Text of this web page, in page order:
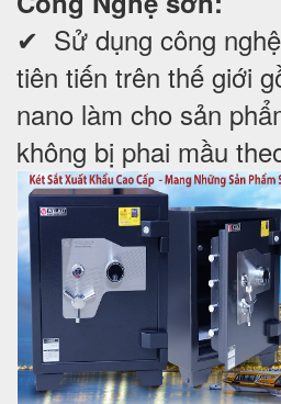
✔ Sử dụng công
tiên tiến trên thế giới
nano làm cho sản
không bị phai mầu